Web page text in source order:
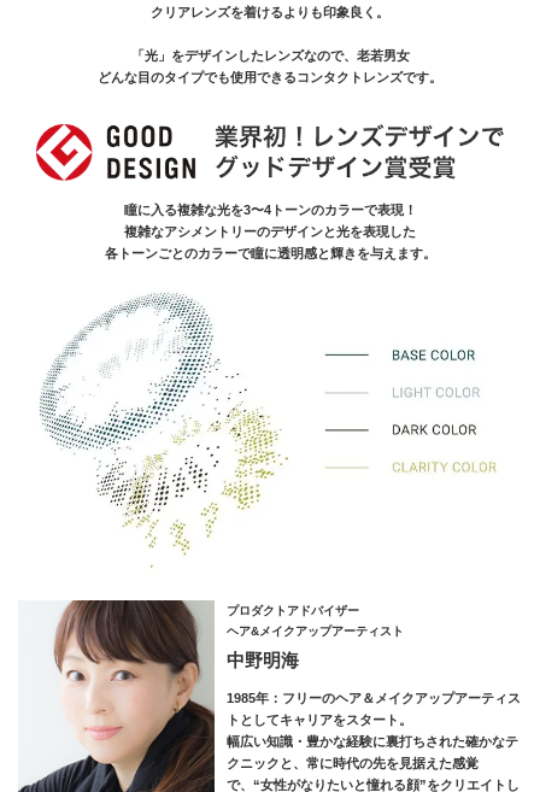
クリアレンズを着けるよりも印象良く。
「光」をデザインしたレンズなので、老若男女
どんな目のタイプでも使用できるコンタクトレンズです。
瞳に入る複雑な光を3〜4トーンのカラーで表現！
複雑なアシメントリーのデザインと光を表現した
各トーンごとのカラーで瞳に透明感と輝きを与えます。
プロダクトアドバイザー
ヘア&メイクアップアーティスト
中野明海
1985年：フリーのヘア＆メイクアップアーティス
トとしてキャリアをスタート。
幅広い知識・豊かな経験に裏打ちされた確かなテ
クニックと、常に時代の先を見据えた感覚
で、“女性がなりたいと憧れる顔”をクリエイトし